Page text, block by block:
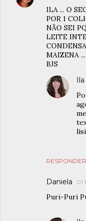
ILA ... O
POR 1
NÃO SEI
LEITE
MAIZENA ...
BJS
RESPONDER
Daniela 01
Puri-Puri